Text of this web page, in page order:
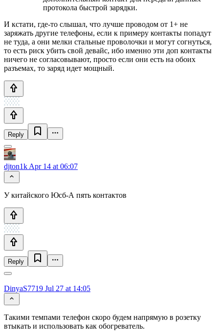
протокола быстрой зарядки.
И кстати, где-то слышал, что лучше проводом от 1+ не
заряжать другие телефоны, если к примеру контакты попадут
не туда, а они мелки стальные проволочки и могут согнуться,
то есть риск убить свой девайс, ибо именно эти доп контакты
ничего не согласовывают, просто если они есть на обоих
разъемах, то заряд идет мощный.
Reply
djton1k Apr 14 at 06:07
У китайского Юсб-А пять контактов
Reply
DinyaS7719 Jul 27 at 14:05
Такими темпами телефон скоро будем напрямую в розетку
втыкать и использовать как обогреватель.